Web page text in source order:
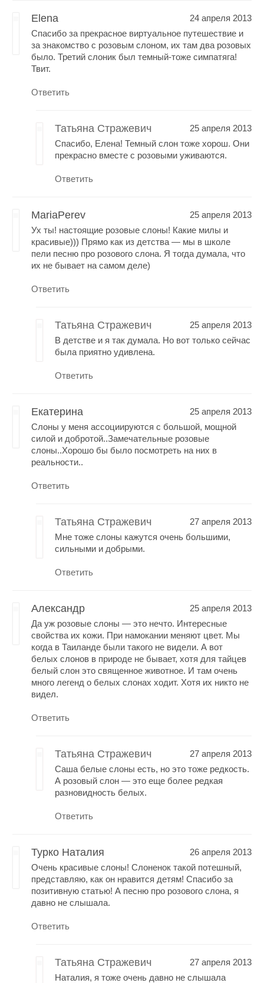
Elena
24 апреля 2013
Спасибо за прекрасное виртуальное путешествие и
за знакомство с розовым слоном, их там два розовых
было. Третий слоник был темный-тоже симпатяга!
Твит.
Ответить
Татьяна Стражевич
25 апреля 2013
Спасибо, Елена! Темный слон тоже хорош. Они
прекрасно вместе с розовыми уживаются.
Ответить
MariaPerev
25 апреля 2013
Ух ты! настоящие розовые слоны! Какие милы и
красивые))) Прямо как из детства — мы в школе
пели песню про розового слона. Я тогда думала, что
их не бывает на самом деле)
Ответить
Татьяна Стражевич
25 апреля 2013
В детстве и я так думала. Но вот только сейчас
была приятно удивлена.
Ответить
Екатерина
25 апреля 2013
Слоны у меня ассоциируются с большой, мощной
силой и добротой..Замечательные розовые
слоны..Хорошо бы было посмотреть на них в
реальности..
Ответить
Татьяна Стражевич
27 апреля 2013
Мне тоже слоны кажутся очень большими,
сильными и добрыми.
Ответить
Александр
25 апреля 2013
Да уж розовые слоны — это нечто. Интересные
свойства их кожи. При намокании меняют цвет. Мы
когда в Таиланде были такого не видели. А вот
белых слонов в природе не бывает, хотя для тайцев
белый слон это священное животное. И там очень
много легенд о белых слонах ходит. Хотя их никто не
видел.
Ответить
Татьяна Стражевич
27 апреля 2013
Саша белые слоны есть, но это тоже редкость.
А розовый слон — это еще более редкая
разновидность белых.
Ответить
Турко Наталия
26 апреля 2013
Очень красивые слоны! Слоненок такой потешный,
представляю, как он нравится детям! Спасибо за
позитивную статью! А песню про розового слона, я
давно не слышала.
Ответить
Татьяна Стражевич
27 апреля 2013
Наталия, я тоже очень давно не слышала